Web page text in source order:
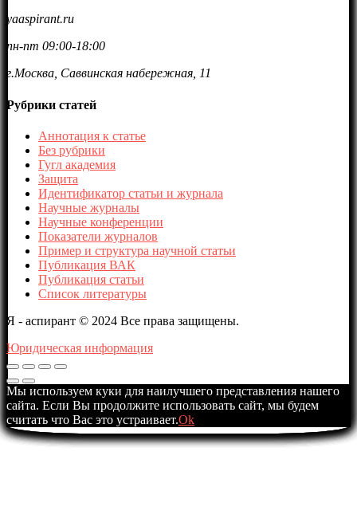
yaaspirant.ru
пн-пт 09:00-18:00
г.Москва, Саввинская набережная, 11
Рубрики статей
Аннотация к статье
Без рубрики
Гугл академия
Защита
Идентификатор статьи и журнала
Научные журналы
Научные конференции
Показатели журналов
Пример и структура научной статьи
Публикация ВАК
Публикация статьи
Список литературы
Я - аспирант © 2024 Все права защищены.
Юридическая информация
Мы используем куки для наилучшего представления нашего
сайта. Если Вы продолжите использовать сайт, мы будем
считать что Вас это устраивает.Ok